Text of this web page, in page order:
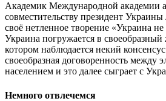
Академик Международной академии
совместительству президент
своё нетленное творение «Украина
Украина погружается в
котором наблюдается некий
своеобразная договоренность между
населением и это далее сыграет с
Немного отвлечемся